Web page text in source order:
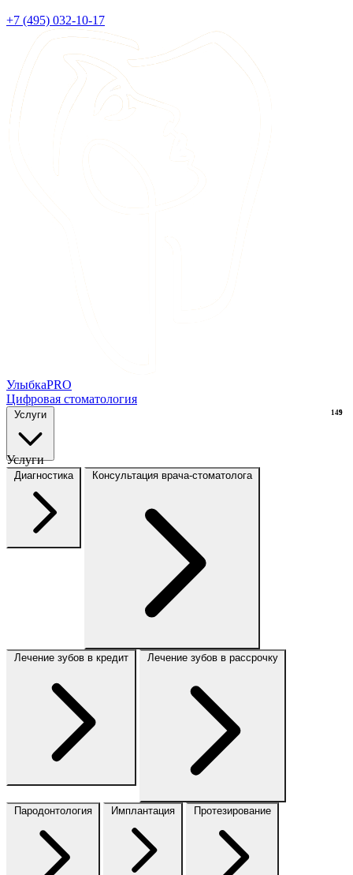
+7 (495) 032-10-17
УлыбкаPRO
Цифровая стоматология
Услуги
Услуги
Диагностика Консультация врача-стоматолога
Лечение зубов в кредит Лечение зубов в рассрочку
Пародонтология Имплантация Протезирование
9
149